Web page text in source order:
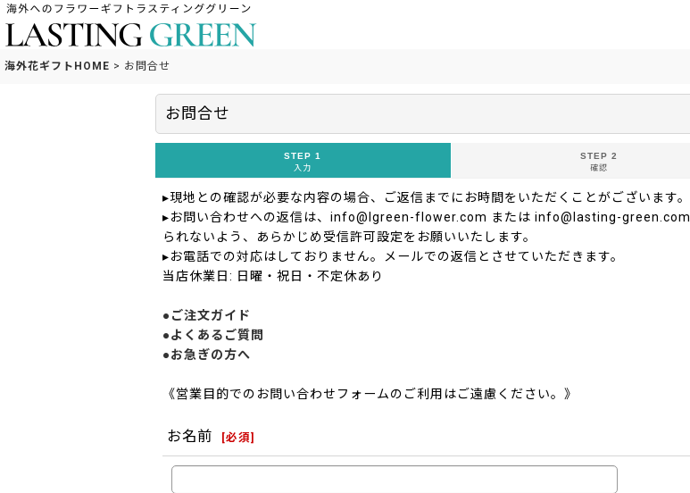
海外花ギフトHOME > お問合せ
お問合せ
STEP 1
入力
STEP 2
確認
▸現地との確認が必要な内容の場合、ご返信までにお時間をいただくことがございます。
▸お問い合わせへの返信は、info@lgreen-flower.com または info@lasting-green.com
られないよう、あらかじめ受信許可設定をお願いいたします。
▸お電話での対応はしておりません。メールでの返信とさせていただきます。
当店休業日: 日曜・祝日・不定休あり
●ご注文ガイド
●よくあるご質問
●お急ぎの方へ
《営業目的でのお問い合わせフォームのご利用はご遠慮ください。》
お名前 [必須]